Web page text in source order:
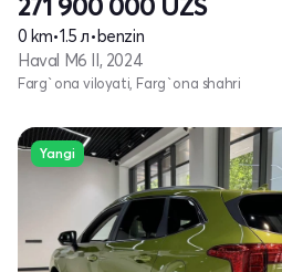
0 km•1.5 л•benzin
Haval M6 II, 2024
Farg`ona viloyati, Farg`ona shahri
Yangi